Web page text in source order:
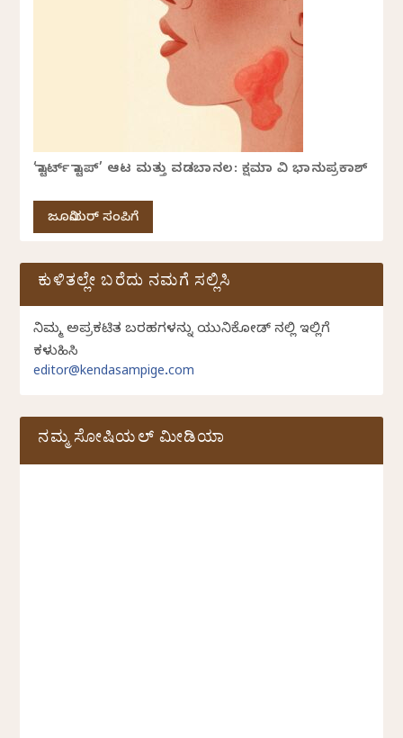
‘ಸ್ಟಾರ್ಟ್ ಸ್ಟಾಪ್’ ಆಟ ಮತ್ತು ವಡಬಾನಲ: ಕ್ಷಮಾ ವಿ ಭಾನುಪ್ರಕಾಶ್
ಜೂನಿಯರ್ ಸಂಪಿಗೆ
ಕುಳಿತಲ್ಲೇ ಬರೆದು ನಮಗೆ ಸಲ್ಲಿಸಿ
ನಿಮ್ಮ ಅಪ್ರಕಟಿತ ಬರಹಗಳನ್ನು ಯುನಿಕೋಡ್ ನಲ್ಲಿ ಇಲ್ಲಿಗೆ
ಕಳುಹಿಸಿ
editor@kendasampige.com
ನಮ್ಮ ಸೋಷಿಯಲ್‌ ಮೀಡಿಯಾ